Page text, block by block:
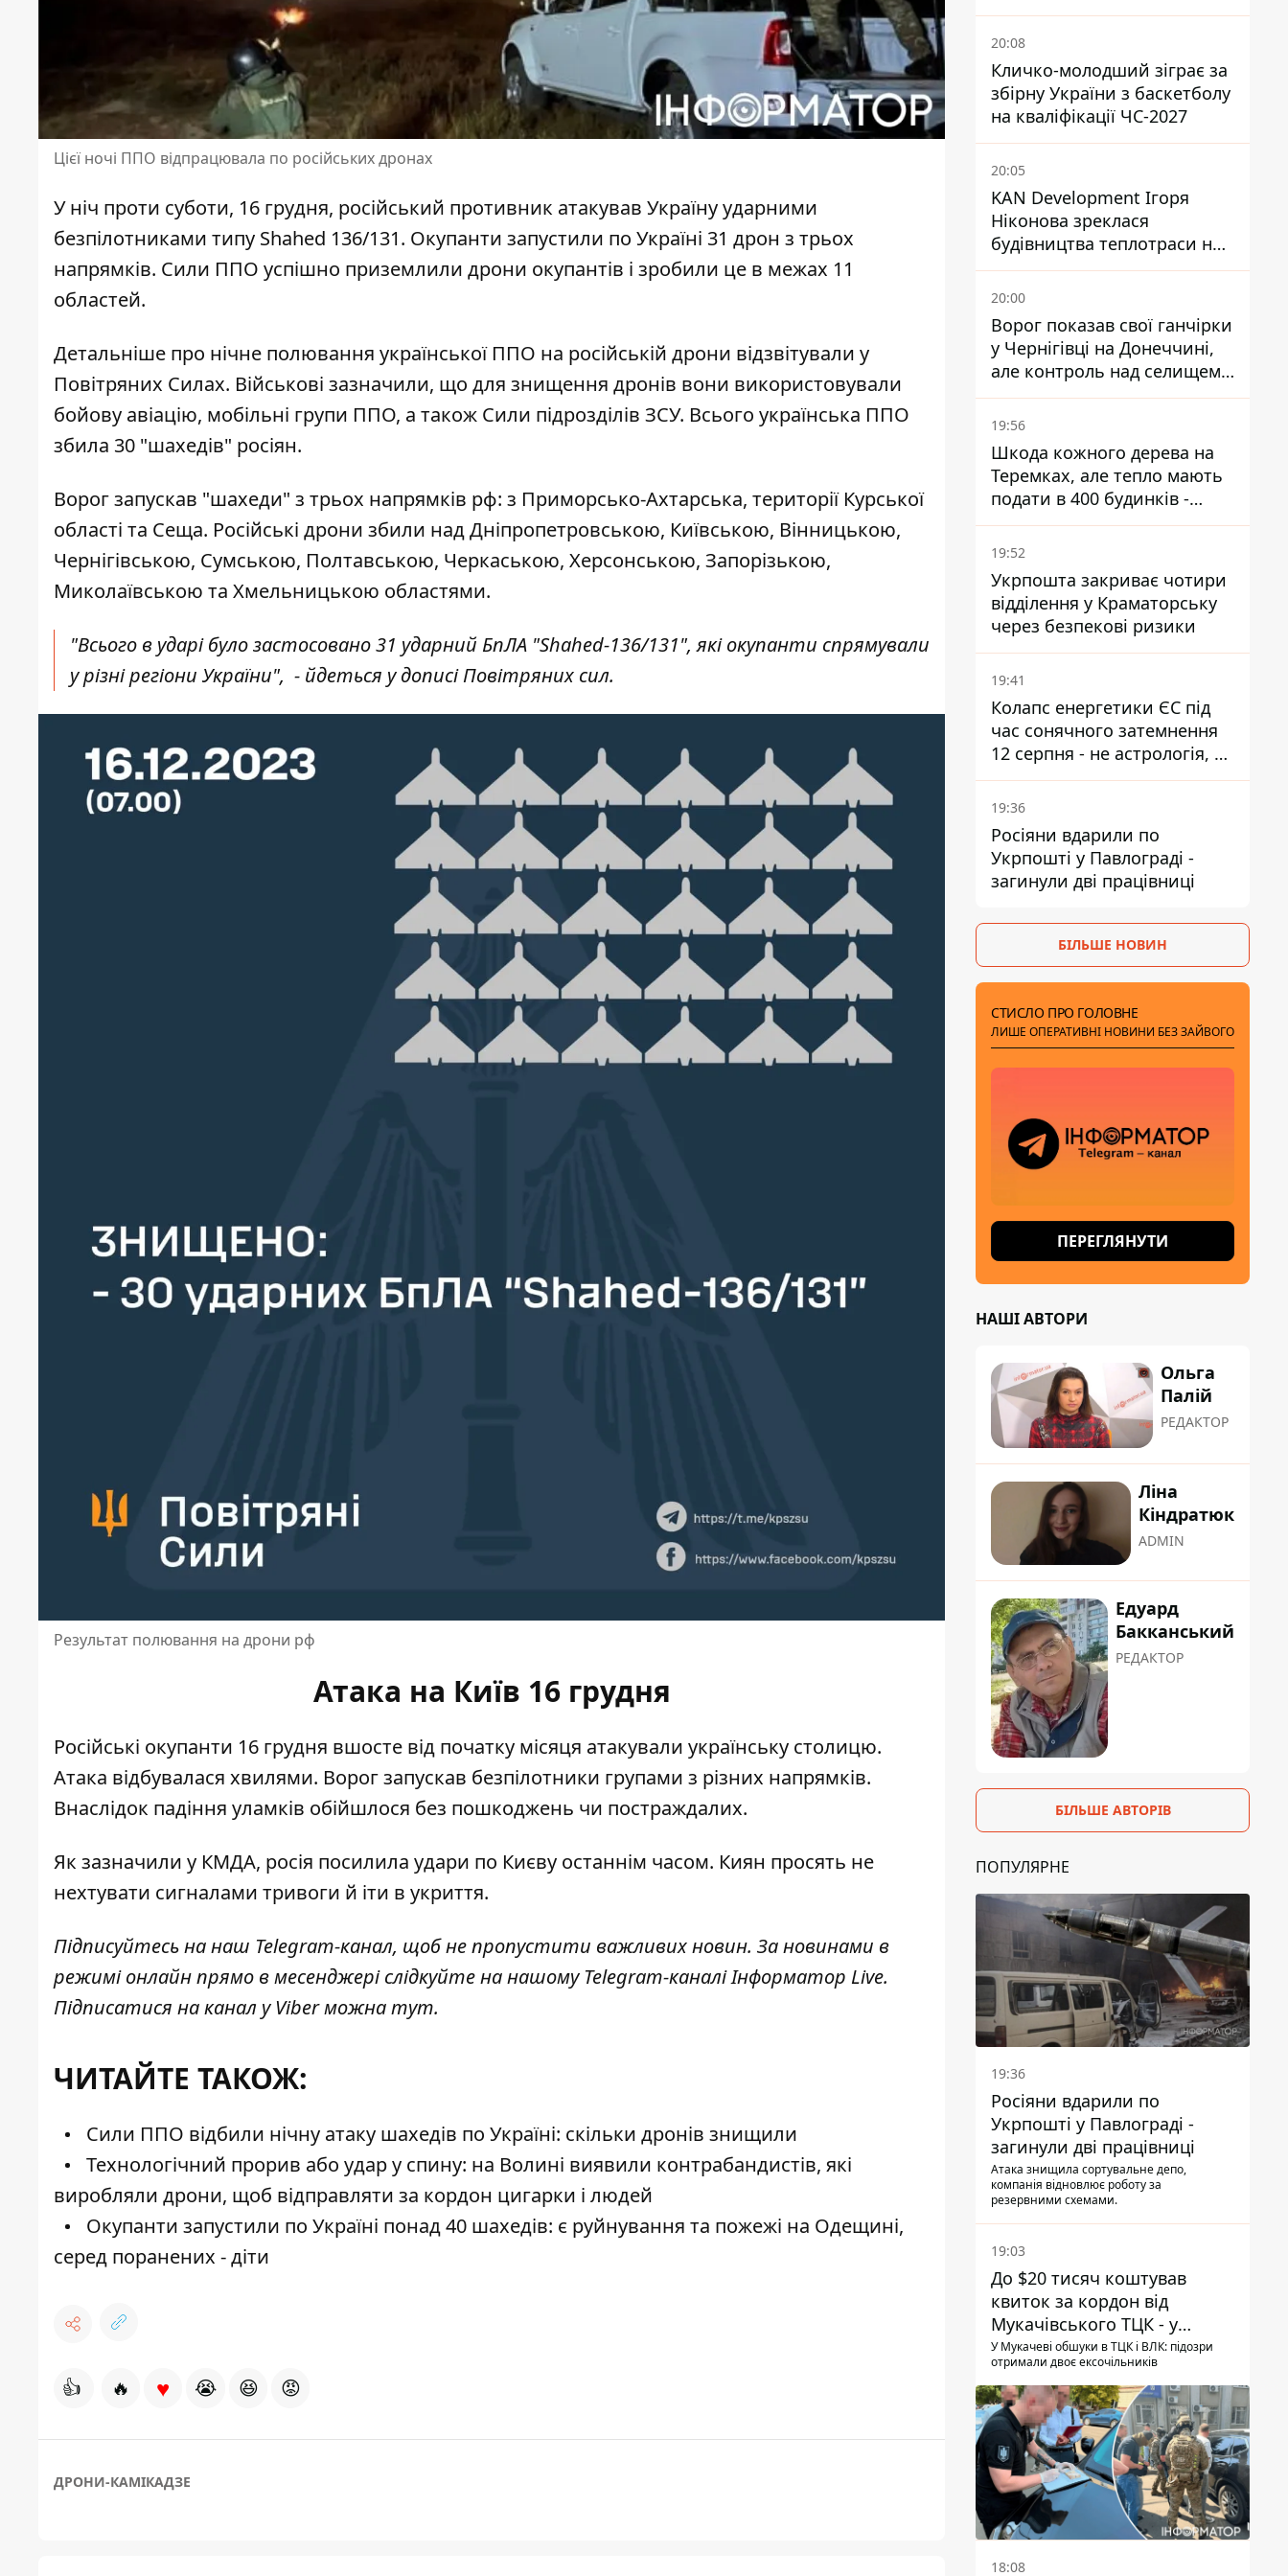
Цієї ночі ППО відпрацювала по російських дронах
У ніч проти суботи, 16 грудня, російський противник атакував Україну ударними
безпілотниками типу Shahed 136/131. Окупанти запустили по Україні 31 дрон з трьох
напрямків. Сили ППО успішно приземлили дрони окупантів і зробили це в межах 11
областей.
Детальніше про нічне полювання української ППО на російській дрони відзвітували у
Повітряних Силах. Військові зазначили, що для знищення дронів вони використовували
бойову авіацію, мобільні групи ППО, а також Сили підрозділів ЗСУ. Всього українська ППО
збила 30 "шахедів" росіян.
Ворог запускав "шахеди" з трьох напрямків рф: з Приморсько-Ахтарська, території Курської
області та Сеща. Російські дрони збили над Дніпропетровською, Київською, Вінницькою,
Чернігівською, Сумською, Полтавською, Черкаською, Херсонською, Запорізькою,
Миколаївською та Хмельницькою областями.
"Всього в ударі було застосовано 31 ударний БпЛА "Shahed-136/131", які окупанти спрямували
у різні регіони України", - йдеться у дописі Повітряних сил.
Результат полювання на дрони рф
Атака на Київ 16 грудня
Російські окупанти 16 грудня вшосте від початку місяця атакували українську столицю.
Атака відбувалася хвилями. Ворог запускав безпілотники групами з різних напрямків.
Внаслідок падіння уламків обійшлося без пошкоджень чи постраждалих.
Як зазначили у КМДА, росія посилила удари по Києву останнім часом. Киян просять не
нехтувати сигналами тривоги й іти в укриття.
Підписуйтесь на наш Telegram-канал, щоб не пропустити важливих новин. За новинами в
режимі онлайн прямо в месенджері слідкуйте на нашому Telegram-каналіІнформатор Live.
Підписатися на канал у Viber можнатут.
ЧИТАЙТЕ ТАКОЖ:
Сили ППО відбили нічну атаку шахедів по Україні: скільки дронів знищили
Технологічний прорив або удар у спину: на Волині виявили контрабандистів, які
виробляли дрони, щоб відправляти за кордон цигарки і людей
Окупанти запустили по Україні понад 40 шахедів: є руйнування та пожежі на Одещині,
серед поранених - діти
👍 🔥 ♥ 😭 😆 😡
ДРОНИ-КАМІКАДЗЕ
посольство відреагувало
20:08
Кличко-молодший зіграє за
збірну України з баскетболу
на кваліфікації ЧС-2027
20:05
KAN Development Ігоря
Ніконова зреклася
будівництва теплотраси на
Теремках
20:00
Ворог показав свої ганчірки
у Чернігівці на Донеччині,
але контроль над селищем
не підтверджений
19:56
Шкода кожного дерева на
Теремках, але тепло мають
подати в 400 будинків -
депутатка Київради
19:52
Укрпошта закриває чотири
відділення у Краматорську
через безпекові ризики
19:41
Колапс енергетики ЄС під
час сонячного затемнення
12 серпня - не астрологія, у
Брюсселі готуються до
екстрених заходів
19:36
Росіяни вдарили по
Укрпошті у Павлограді -
загинули дві працівниці
БІЛЬШЕ НОВИН
СТИСЛО ПРО ГОЛОВНЕ
ЛИШЕ ОПЕРАТИВНІ НОВИНИ БЕЗ ЗАЙВОГО
ПЕРЕГЛЯНУТИ
НАШІ АВТОРИ
Ольга
Палій
РЕДАКТОР
Ліна
Кіндратюк
ADMIN
Едуард
Бакканський
РЕДАКТОР
БІЛЬШЕ АВТОРІВ
ПОПУЛЯРНЕ
19:36
Росіяни вдарили по
Укрпошті у Павлограді -
загинули дві працівниці
Атака знищила сортувальне депо,
компанія відновлює роботу за
резервними схемами.
19:03
До $20 тисяч коштував
квиток за кордон від
Мукачівського ТЦК - у
гучній справі перші підозри
отримали двоє колишніх
керівників
У Мукачеві обшуки в ТЦК і ВЛК: підозри
отримали двоє ексочільників
18:08